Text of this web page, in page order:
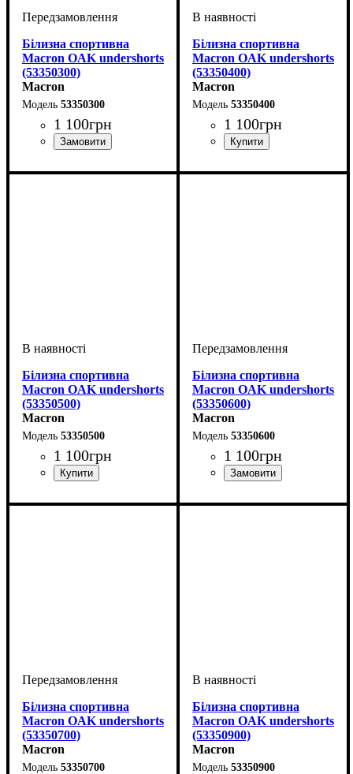
Білизна спортивна
Macron OAK undershorts
(53350300)
Macron
53350300
1 100грн
Білизна спортивна
Macron OAK undershorts
(53350400)
Macron
53350400
1 100грн
Білизна спортивна
Macron OAK undershorts
(53350500)
Macron
53350500
1 100грн
Білизна спортивна
Macron OAK undershorts
(53350600)
Macron
53350600
1 100грн
Білизна спортивна
Macron OAK undershorts
(53350700)
Macron
53350700
Білизна спортивна
Macron OAK undershorts
(53350900)
Macron
53350900